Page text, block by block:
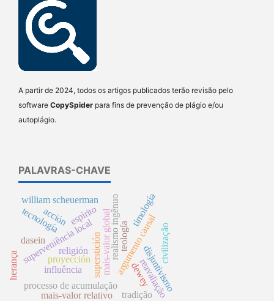
A partir de 2024, todos os artigos publicados terão revisão pelo
software CopySpider para fins de prevenção de plágio e/ou
autoplágio.
PALAVRAS-CHAVE
argumento causal
superstición
proyección
processo de acumulação
mais-valor global
mais-valor relativo
superveniência local
disjuntivismo
religión realismo ingênuo
tecnología
dewey
teología
espirito
influência
william scheuerman
dasein
herança reavaliação
tradição
timología
acción
civilização